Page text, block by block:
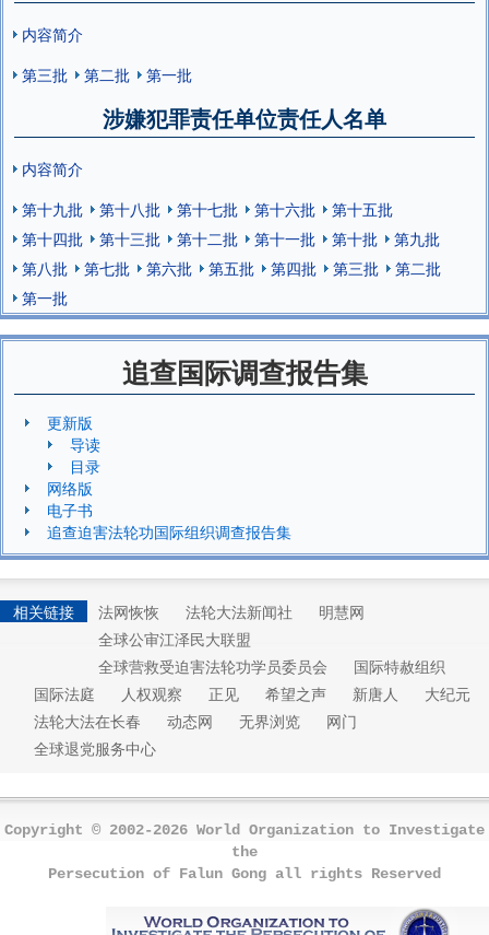
内容简介
第三批
第二批 第一批
涉嫌犯罪责任单位责任人名单
内容简介
第十九批
第十八批 第十七批 第十六批
第十五批
第十四批
第十三批 第十二批 第十一批 第十批
第九批
第八批
第七批 第六批 第五批 第四批 第三批
第二批
第一批
追查国际调查报告集
更新版
导读
目录
网络版
电子书
追查迫害法轮功国际组织调查报告集
相关链接 法网恢恢 法轮大法新闻社
明慧网
全球公审江泽民大联盟
全球营救受迫害法轮功学员委员会
国际特赦组织
国际法庭
人权观察 正见 希望之声 新唐人
大纪元
法轮大法在长春
动态网 无界浏览
网门
全球退党服务中心
Copyright © 2002-2026 World Organization to Investigate
the
Persecution of Falun Gong all rights Reserved